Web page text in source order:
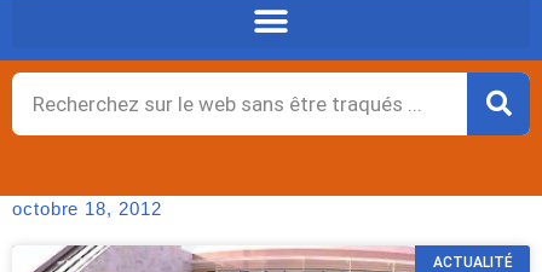
Rechercher
octobre 18, 2012
ACTUALITÉ